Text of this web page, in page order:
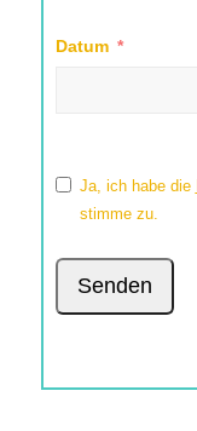
Datum
Ja, ich habe die
stimme zu.
Senden